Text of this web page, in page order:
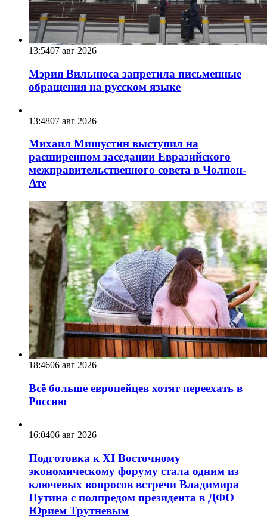
13:5407 авг 2026
Мэрия Вильнюса запретила письменные
обращения на русском языке
13:4807 авг 2026
Михаил Мишустин выступил на
расширенном заседании Евразийского
межправительственного совета в Чолпон-
Ате
18:4606 авг 2026
Всё больше европейцев хотят переехать в
Россию
16:0406 авг 2026
Подготовка к XI Восточному
экономическому форуму стала одним из
ключевых вопросов встречи Владимира
Путина с полпредом президента в ДФО
Юрием Трутневым